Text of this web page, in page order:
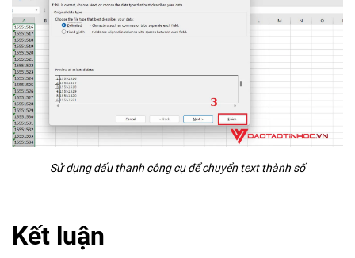
Sử dụng dấu thanh công cụ để chuyển text thành số
Kết luận